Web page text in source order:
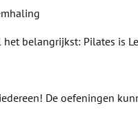
het belangrijkst: Pilates is
De oefeningen